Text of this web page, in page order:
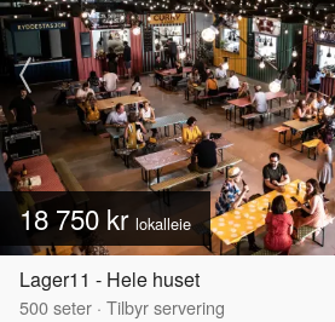
18 750 kr lokalleie
Lager11 - Hele huset
500seter · Tilbyr servering